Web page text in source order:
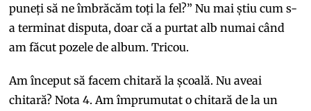
puneți să ne îmbrăcăm toți la fel?” Nu mai știu cum s-
a terminat disputa, doar că a purtat alb numai când
am făcut pozele de album. Tricou.
Am început să facem chitară la școală. Nu aveai
chitară? Nota 4. Am împrumutat o chitară de la un